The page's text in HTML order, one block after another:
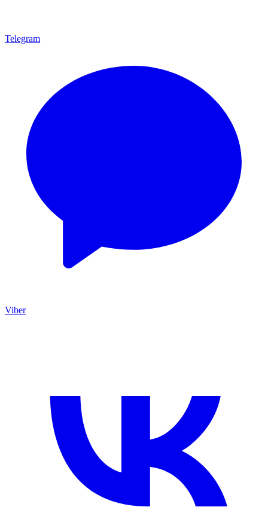
Telegram
Viber